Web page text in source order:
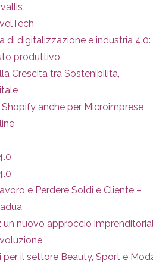
di digitalizzazione e industria 4.0:
produttivo
Crescita tra Sostenibilità,
anche per Microimprese
e Perdere Soldi e Cliente –
un nuovo approccio
per il settore Beauty, Sport e